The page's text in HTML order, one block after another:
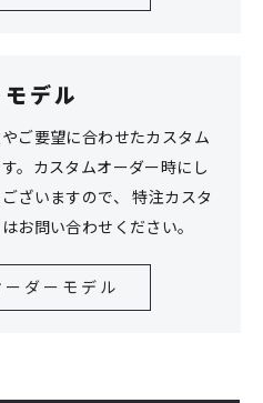
デル
ご要望に合わせたカスタム
。カスタムオーダー時にし
ざいますので、 特注カスタ
お問い合わせください。
ダーモデル